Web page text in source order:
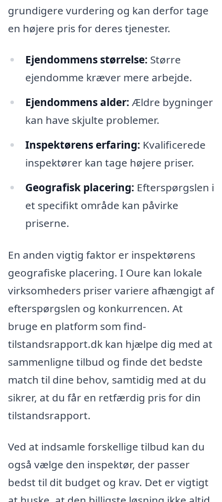
grundigere vurdering og kan derfor tage
en højere pris for deres tjenester.
Ejendommens størrelse: Større
ejendomme kræver mere arbejde.
Ejendommens alder: Ældre bygninger
kan have skjulte problemer.
Inspektørens erfaring: Kvalificerede
inspektører kan tage højere priser.
Geografisk placering: Efterspørgslen i
et specifikt område kan påvirke
priserne.
En anden vigtig faktor er inspektørens
geografiske placering. I Oure kan lokale
virksomheders priser variere afhængigt af
efterspørgslen og konkurrencen. At
bruge en platform som find-
tilstandsrapport.dk kan hjælpe dig med at
sammenligne tilbud og finde det bedste
match til dine behov, samtidig med at du
sikrer, at du får en retfærdig pris for din
tilstandsrapport.
Ved at indsamle forskellige tilbud kan du
også vælge den inspektør, der passer
bedst til dit budget og krav. Det er vigtigt